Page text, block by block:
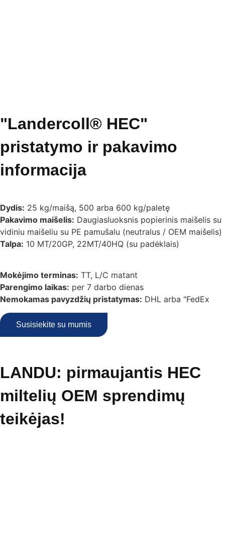
"Landercoll® HEC"
pristatymo ir pakavimo
informacija
Dydis: 25 kg/maišą, 500 arba 600 kg/paletę
Pakavimo maišelis: Daugiasluoksnis popierinis maišelis su
vidiniu maišeliu su PE pamušalu (neutralus / OEM maišelis)
Talpa: 10 MT/20GP, 22MT/40HQ (su padėklais)
Mokėjimo terminas: TT, L/C matant
Parengimo laikas: per 7 darbo dienas
Nemokamas pavyzdžių pristatymas: DHL arba "FedEx
Susisiekite su mumis
LANDU: pirmaujantis HEC
miltelių OEM sprendimų
teikėjas!